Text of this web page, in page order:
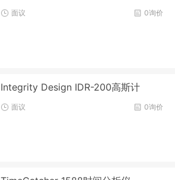
0询价
面议
Integrity Design IDR-200高斯计
0询价
面议